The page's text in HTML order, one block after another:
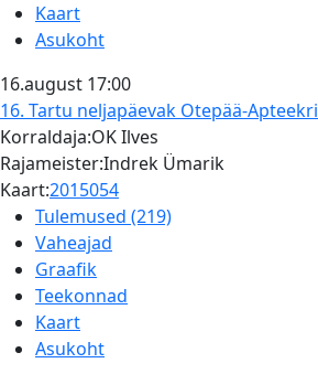
Kaart
Asukoht
16.august 17:00
16. Tartu neljapäevak Otepää-Apteekri
Korraldaja:OK Ilves
Rajameister:Indrek Ümarik
Kaart:2015054
Tulemused (219)
Vaheajad
Graafik
Teekonnad
Kaart
Asukoht